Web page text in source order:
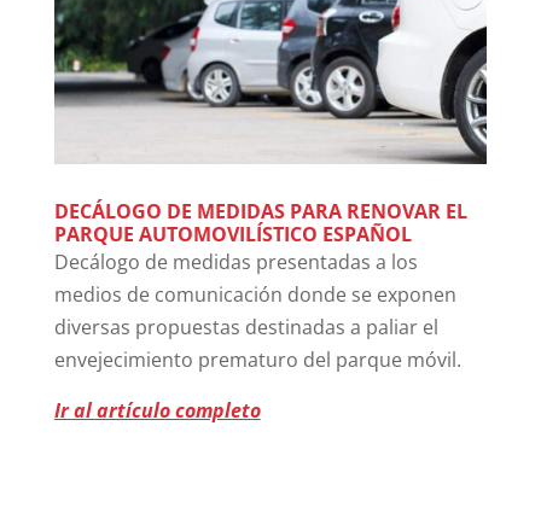
DECÁLOGO DE MEDIDAS PARA RENOVAR EL
PARQUE AUTOMOVILÍSTICO ESPAÑOL
Decálogo de medidas presentadas a los
medios de comunicación donde se exponen
diversas propuestas destinadas a paliar el
envejecimiento prematuro del parque móvil.
Ir al artículo completo